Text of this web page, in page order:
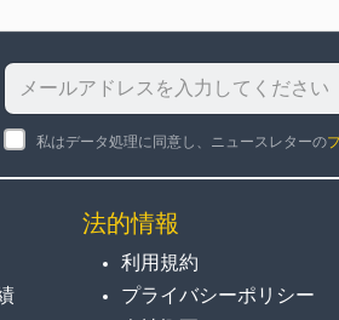
私はデータ処理に同意し、ニュースレターの
法的情報
利用規約
プライバシーポリシー